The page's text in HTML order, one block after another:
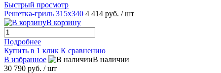
Быстрый просмотр
Решетка-гриль 315x340 4 414 руб. / шт
В корзину
Подробнее
Купить в 1 клик К сравнению
В избранное
В наличии
30 790 руб. / шт